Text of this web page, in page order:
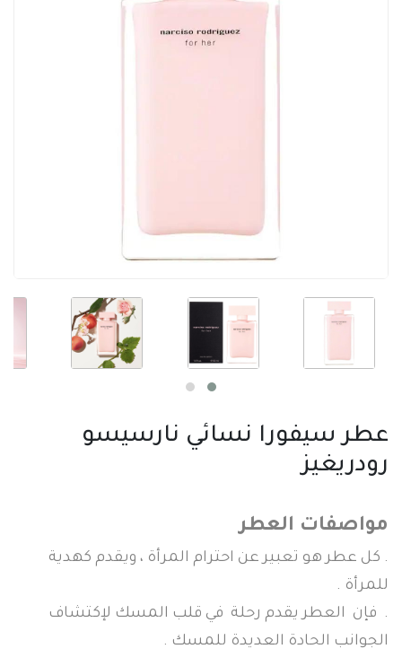
عطر سيفورا نسائي نارسيسو
رودريغيز
مواصفات العطر
. كل عطر هو تعبير عن احترام المرأة ، ويقدم كهدية
للمرأة .
. فإن العطر يقدم رحلة في قلب المسك لإكتشاف
الجوانب الحادة العديدة للمسك .